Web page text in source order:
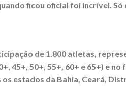
ficou oficial foi incrível.
de 1.800 atletas,
45+, 50+, 55+, 60+ e 65+) e
estados da Bahia, Ceará,